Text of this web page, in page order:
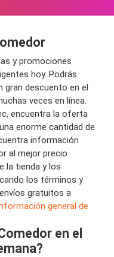
y promociones
hoy. Podrás
descuento en el
veces en línea.
encuentra la oferta
enorme cantidad de
información
al mejor precio
la tienda y los
los términos y
gratuitos a
general de
en el